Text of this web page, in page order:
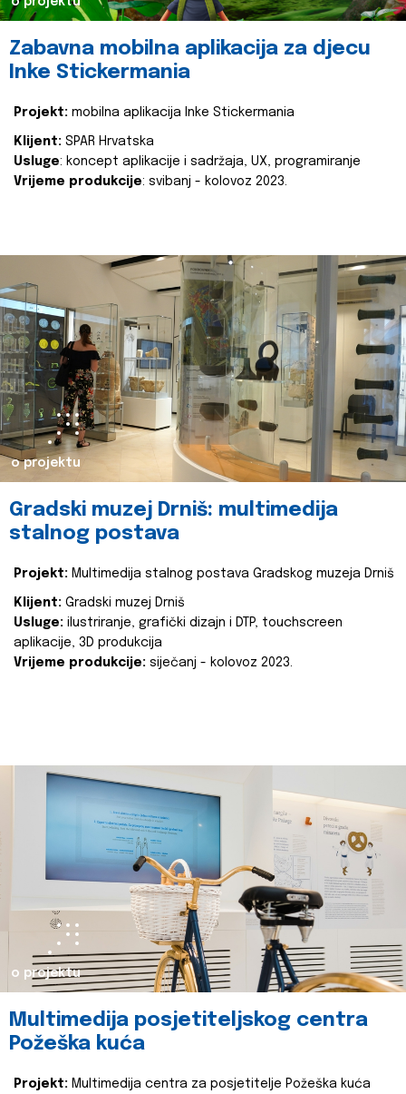
Zabavna mobilna aplikacija za djecu
Inke Stickermania
Projekt: mobilna aplikacija Inke Stickermania
Klijent: SPAR Hrvatska
Usluge: koncept aplikacije i sadržaja, UX, programiranje
Vrijeme produkcije: svibanj - kolovoz 2023.
o projektu
Gradski muzej Drniš: multimedija
stalnog postava
Projekt: Multimedija stalnog postava Gradskog muzeja Drniš
Klijent: Gradski muzej Drniš
Usluge: ilustriranje, grafički dizajn i DTP, touchscreen
aplikacije, 3D produkcija
Vrijeme produkcije: siječanj - kolovoz 2023.
o projektu
Multimedija posjetiteljskog centra
Požeška kuća
Projekt: Multimedija centra za posjetitelje Požeška kuća